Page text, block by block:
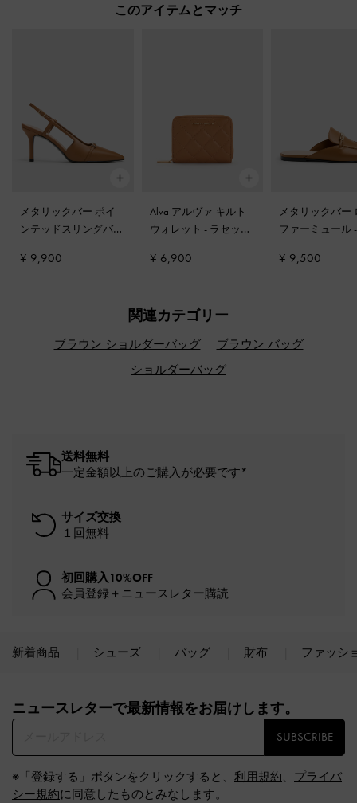
このアイテムとマッチ
メタリックバー ポイ
ンテッドスリングバッ
ャック
¥ 9,900
Alva アルヴァ キルト
ウォレット - ラセット
¥ 6,900
メタリックバー
ファーミュール
¥ 9,500
関連カテゴリー
ブラウン ショルダーバッグ
ブラウン バッグ
ショルダーバッグ
送料無料
一定金額以上のご購入が必要です*
サイズ交換
１回無料
初回購入10%OFF
会員登録＋ニュースレター購読
新着商品 シューズ バッグ 財布 ファッシ
ニュースレターで最新情報をお届けします。​
SUBSCRIBE
※「登録する」ボタンをクリックすると、 利用規約、 プライバ
シー規約に同意したものとみなします。